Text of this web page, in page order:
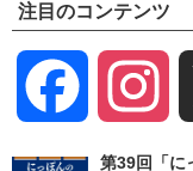
注目のコンテンツ
Facebook
第39回「に